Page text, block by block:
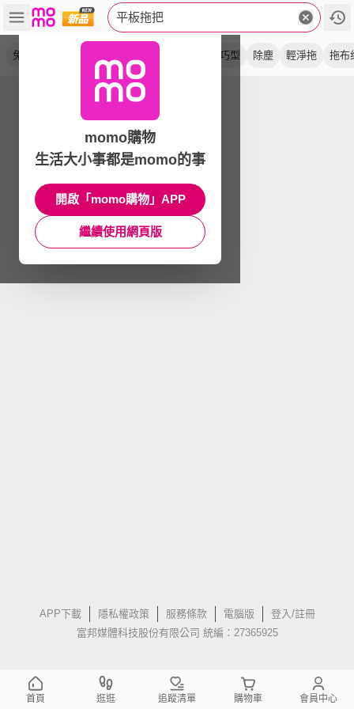
平板拖把
免手洗 輕巧型 除塵 輕淨拖 拖布
APP下載 隱私權政策 服務條款 電腦版
登入/註冊
富邦媒體科技股份有限公司 統編：27365925
momo購物
生活大小事都是momo的事
開啟「momo購物」APP
繼續使用網頁版
首頁 逛逛 追蹤清單 購物車 會員中心